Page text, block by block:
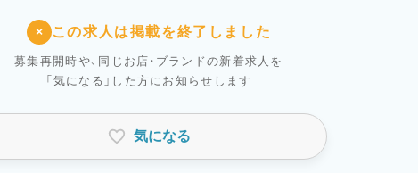
× この求人は掲載を終了しました
募集再開時や、同じお店・ブランドの新着求人を
「気になる」した方にお知らせします
気になる